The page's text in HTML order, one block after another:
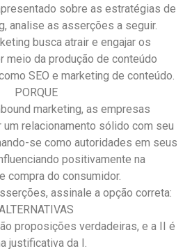
sobre as estratégias de
analise as asserções a seguir.
busca atrair e engajar os
meio da produção de conteúdo
SEO e marketing de conteúdo.
PORQUE
marketing, as empresas
relacionamento sólido com seu
se como autoridades em seus
positivamente na
compra do consumidor.
assinale a opção correta:
proposições verdadeiras, e a II é
justificativa da I.